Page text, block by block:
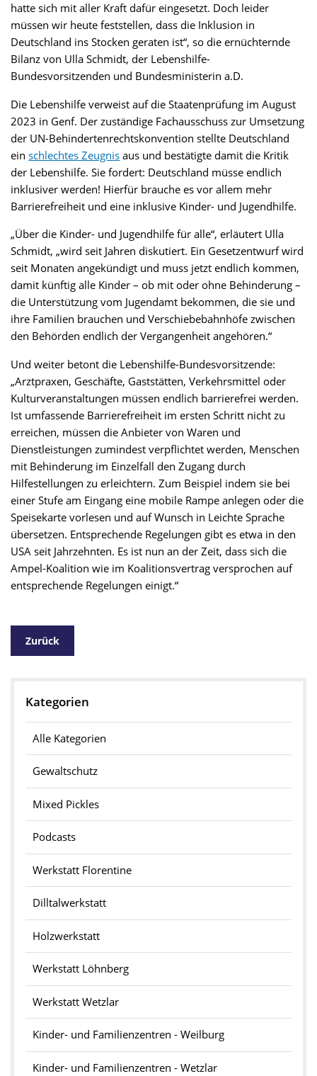
hatte sich mit aller Kraft dafür eingesetzt. Doch leider
müssen wir heute feststellen, dass die Inklusion in
Deutschland ins Stocken geraten ist“, so die ernüchternde
Bilanz von Ulla Schmidt, der Lebenshilfe-
Bundesvorsitzenden und Bundesministerin a.D.
Die Lebenshilfe verweist auf die Staatenprüfung im August
2023 in Genf. Der zuständige Fachausschuss zur Umsetzung
der UN-Behindertenrechtskonvention stellte Deutschland
einschlechtes Zeugnisaus und bestätigte damit die Kritik
der Lebenshilfe. Sie fordert: Deutschland müsse endlich
inklusiver werden! Hierfür brauche es vor allem mehr
Barrierefreiheit und eine inklusive Kinder- und Jugendhilfe.
„Über die Kinder- und Jugendhilfe für alle“, erläutert Ulla
Schmidt, „wird seit Jahren diskutiert. Ein Gesetzentwurf wird
seit Monaten angekündigt und muss jetzt endlich kommen,
damit künftig alle Kinder – ob mit oder ohne Behinderung –
die Unterstützung vom Jugendamt bekommen, die sie und
ihre Familien brauchen und Verschiebebahnhöfe zwischen
den Behörden endlich der Vergangenheit angehören.“
Und weiter betont die Lebenshilfe-Bundesvorsitzende:
„Arztpraxen, Geschäfte, Gaststätten, Verkehrsmittel oder
Kulturveranstaltungen müssen endlich barrierefrei werden.
Ist umfassende Barrierefreiheit im ersten Schritt nicht zu
erreichen, müssen die Anbieter von Waren und
Dienstleistungen zumindest verpflichtet werden, Menschen
mit Behinderung im Einzelfall den Zugang durch
Hilfestellungen zu erleichtern. Zum Beispiel indem sie bei
einer Stufe am Eingang eine mobile Rampe anlegen oder die
Speisekarte vorlesen und auf Wunsch in Leichte Sprache
übersetzen. Entsprechende Regelungen gibt es etwa in den
USA seit Jahrzehnten. Es ist nun an der Zeit, dass sich die
Ampel-Koalition wie im Koalitionsvertrag versprochen auf
entsprechende Regelungen einigt.“
Zurück
Kategorien
Alle Kategorien
Gewaltschutz
Mixed Pickles
Podcasts
Werkstatt Florentine
Dilltalwerkstatt
Holzwerkstatt
Werkstatt Löhnberg
Werkstatt Wetzlar
Kinder- und Familienzentren - Weilburg
Kinder- und Familienzentren - Wetzlar